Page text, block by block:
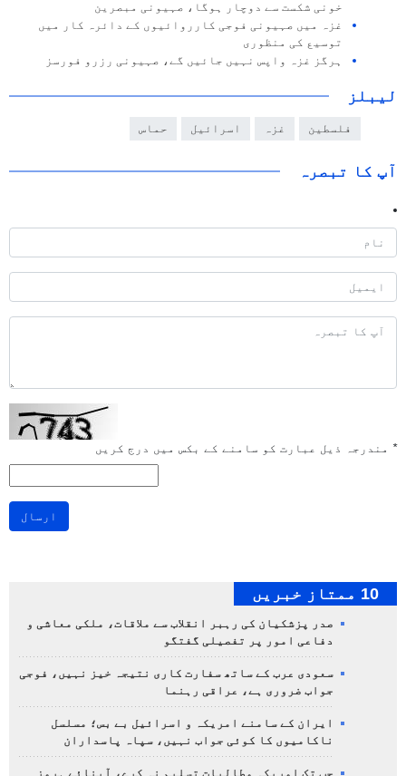
خونی شکست سے دوچار ہوگا، صہیونی مبصرین
غزہ میں صہیونی فوجی کارروائیوں کے دائرہ کار میں
توسیع کی منظوری
ہرگز غزہ واپس نہیں جائیں گے، صہیونی رزرو فورسز
لیبلز
فلسطین غزہ اسرائیل حماس
آپ کا تبصرہ
* مندرجہ ذیل عبارت کو سامنے کے بکس میں درج کریں
ارسال
10 ممتاز خبریں
صدر پزشکیان کی رہبر انقلاب سے ملاقات، ملکی معاشی و
دفاعی امور پر تفصیلی گفتگو
سعودی عرب کے ساتھ سفارت کاری نتیجہ خیز نہیں، فوجی
جواب ضروری ہے، عراقی رہنما
ایران کے سامنے امریکہ و اسرائیل بے بس؛ مسلسل
ناکامیوں کا کوئی جواب نہیں، سپاہ پاسداران